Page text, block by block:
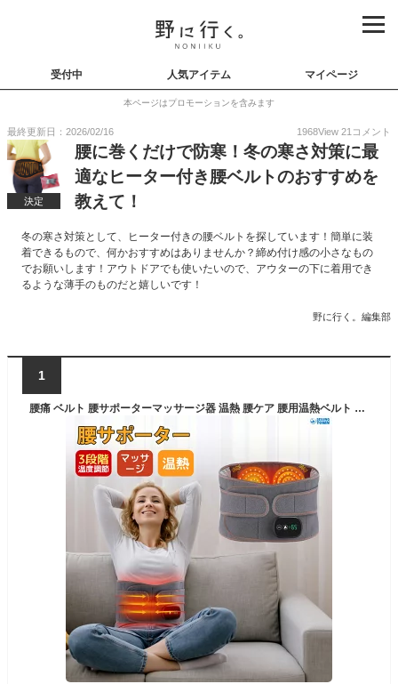
受付中 人気アイテム マイページ
本ページはプロモーションを含みます
最終更新日：2026/02/16 1968View 21 コメント
決定
腰に巻くだけで防寒！冬の寒さ対策に最
適なヒーター付き腰ベルトのおすすめを
教えて！
冬の寒さ対策として、ヒーター付きの腰ベルトを探しています！簡単に装
着できるもので、何かおすすめはありませんか？締め付け感の小さなもの
でお願いします！アウトドアでも使いたいので、アウターの下に着用でき
るような薄手のものだと嬉しいです！
野に行く。編集部
1
腰痛 ベルト 腰サポーターマッサージ器 温熱 腰ケア 腰用温熱ベルト 3段階温度調整 お腹 温熱治療器 温め帯 家庭用 温熱マット 腰 お腹用 温熱 シート 温熱パッド 温熱 ヒーター 腹巻 あっためたい 温か ポカポカ 生理痛 腰痛 解消グッズ 対策